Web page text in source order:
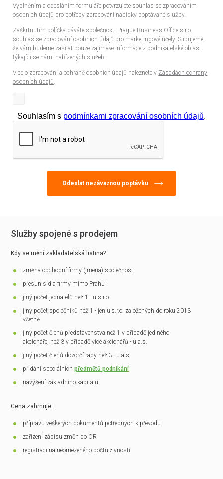
Vyplněním a odesláním formuláře potvrzujete souhlas se zpracováním
osobních údajů pro potřeby zpracování nabídky poptávané služby.
Zaškrtnutím políčka dáváte společnosti Prague Business Office s.r.o.
souhlas se zpracování osobních údajů pro marketingové účely. Slibujeme,
že vám budeme zasílat pouze zajímavé informace z podnikatelské oblasti
týkající se námi nabízených služeb.
Více o zpracování a ochraně osobních údajů naleznete v Zásadách ochrany
osobních údajů.
Souhlasím s podmínkami zpracování osobních údajů.
Služby spojené s prodejem
Kdy se mění zakladatelská listina?
změna obchodní firmy (jména) společnosti
přesun sídla firmy mimo Prahu
jiný počet jednatelů než 1 - u s.r.o.
jiný počet společníků než 1 - jen u s.r.o. založených do roku 2013
včetně
jiný počet členů představenstva než 1 v případě jediného
akcionáře, než 3 v případě více akcionářů - u a.s.
jiný počet členů dozorčí rady než 3 - u a.s.
přidání speciálníchpředmětů podnikání
navýšení základního kapitálu
Cena zahrnuje:
přípravu veškerých dokumentů potřebných k převodu
zařízení zápisu změn do OR
registraci na neomezeného počtu živností